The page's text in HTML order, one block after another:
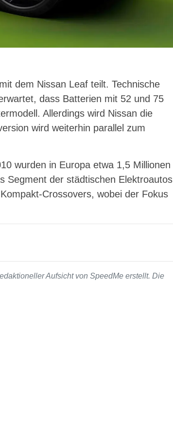
dem Nissan Leaf teilt. Technische
dass Batterien mit 52 und 75
Allerdings wird Nissan die
wird weiterhin parallel zum
wurden in Europa etwa 1,5 Millionen
Segment der städtischen Elektroautos
Crossovers, wobei der Fokus
Aufsicht von SpeedMe erstellt. Die